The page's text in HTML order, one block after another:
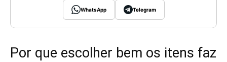
WhatsApp Telegram
Por que escolher bem os itens faz